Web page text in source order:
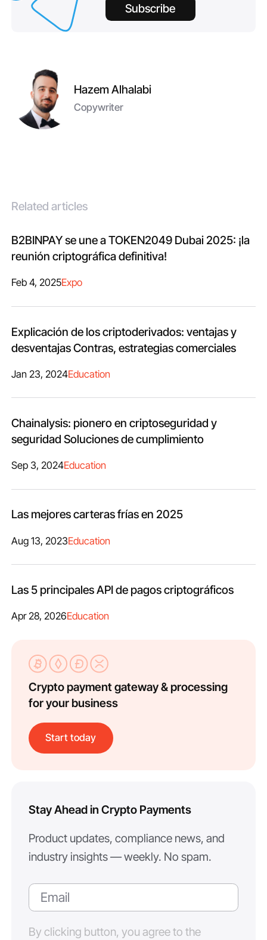
Subscribe
Hazem Alhalabi
Copywriter
Related articles
B2BINPAY se une a TOKEN2049 Dubai 2025: ¡la
reunión criptográfica definitiva!
Feb 4, 2025Expo
Explicación de los criptoderivados: ventajas y
desventajas Contras, estrategias comerciales
Jan 23, 2024Education
Chainalysis: pionero en criptoseguridad y
seguridad Soluciones de cumplimiento
Sep 3, 2024Education
Las mejores carteras frías en 2025
Aug 13, 2023Education
Las 5 principales API de pagos criptográficos
Apr 28, 2026Education
Crypto payment gateway & processing
for your business
Start today
Stay Ahead in Crypto Payments
Product updates, compliance news, and
industry insights — weekly. No spam.
By clicking button, you agree to the